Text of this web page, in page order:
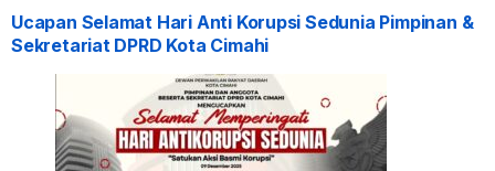
Ucapan Selamat Hari Anti Korupsi Sedunia Pimpinan &
Sekretariat DPRD Kota Cimahi